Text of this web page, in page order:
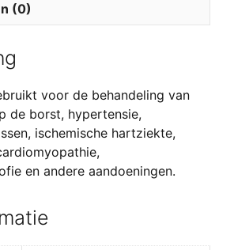
(0)
voor de behandeling van
de borst, hypertensie,
ischemische hartziekte,
en andere aandoeningen.